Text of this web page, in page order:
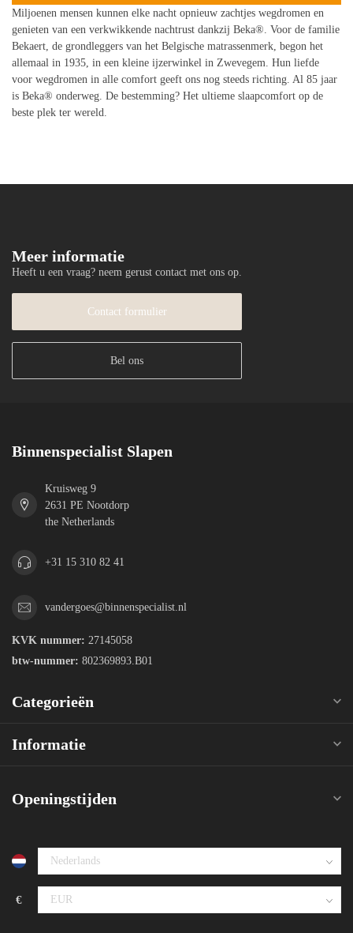
Miljoenen mensen kunnen elke nacht opnieuw zachtjes wegdromen en
genieten van een verkwikkende nachtrust dankzij Beka®. Voor de familie
Bekaert, de grondleggers van het Belgische matrassenmerk, begon het
allemaal in 1935, in een kleine ijzerwinkel in Zwevegem. Hun liefde
voor wegdromen in alle comfort geeft ons nog steeds richting. Al 85 jaar
is Beka® onderweg. De bestemming? Het ultieme slaapcomfort op de
beste plek ter wereld.
Meer informatie
Heeft u een vraag? neem gerust contact met ons op.
Contact formulier
Bel ons
Binnenspecialist Slapen
Kruisweg 9
2631 PE Nootdorp
the Netherlands
+31 15 310 82 41
vandergoes@binnenspecialist.nl
KVK nummer: 27145058
btw-nummer: 802369893.B01
Categorieën
Informatie
Openingstijden
€